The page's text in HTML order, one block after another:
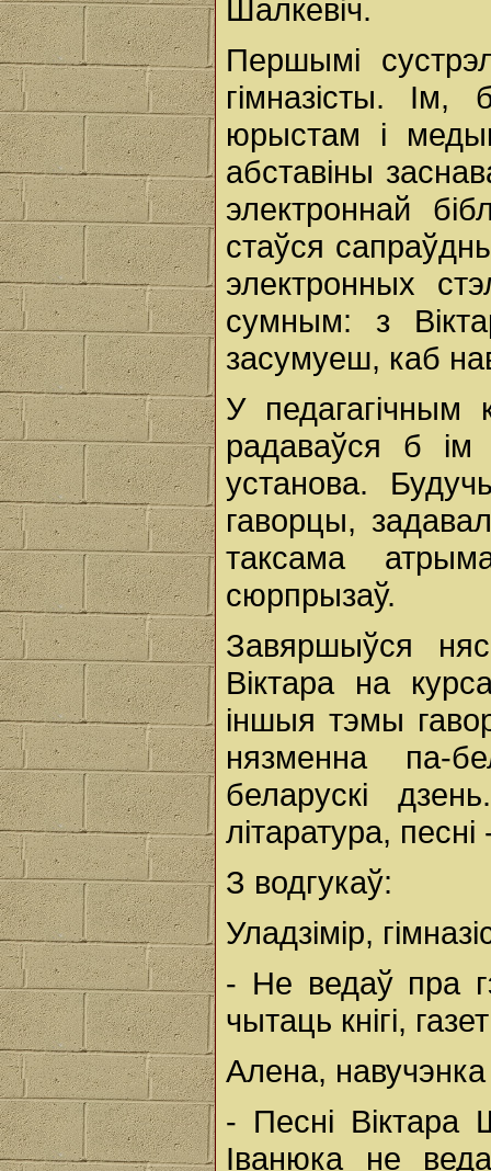
Шалкевіч.
Першымі
гімназісты. Ім,
юрыстам і
абставіны
электроннай
стаўся
электронных
сумным: з
засумуеш, каб
У педагагічным
радаваўся б ім
установа.
гаворцы,
таксама
сюрпрызаў.
Завяршыўся
Віктара на
іншыя тэмы
нязменна па-
беларускі
літаратура,
З водгукаў:
Уладзімір,
- Не ведаў пра
чытаць кнігі,
Алена, навучэнка
- Песні Віктара
Іванюка не